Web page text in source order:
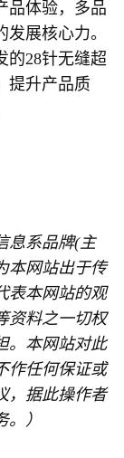
品体验，多品
展核心力。
的28针无缝超
提升产品质
息系品牌(主
本网站出于传
表本网站的观
资料之一切权
。本网站对此
作任何保证或
，据此操作者
）